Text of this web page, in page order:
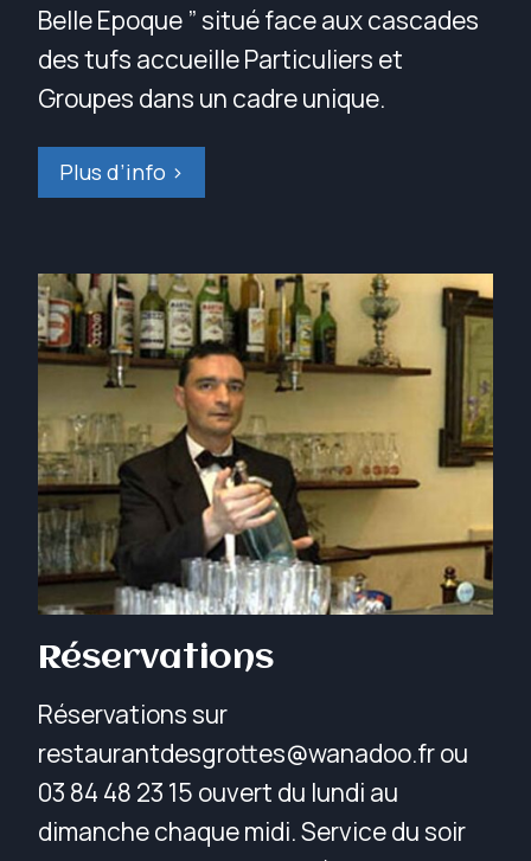
Belle Epoque ” situé face aux cascades
des tufs accueille Particuliers et
Groupes dans un cadre unique.
Plus d’info >
Réservations
Réservations sur
restaurantdesgrottes@wanadoo.fr ou
03 84 48 23 15 ouvert du lundi au
dimanche chaque midi. Service du soir